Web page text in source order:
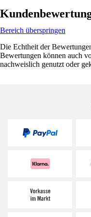
Bereich überspringen
Die Echtheit der
Bewertungen können auch
nachweislich genutzt oder